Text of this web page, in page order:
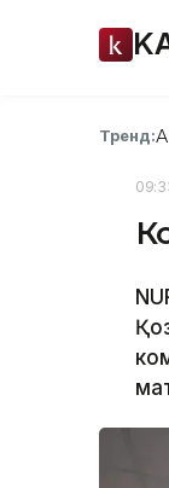
Тренд: